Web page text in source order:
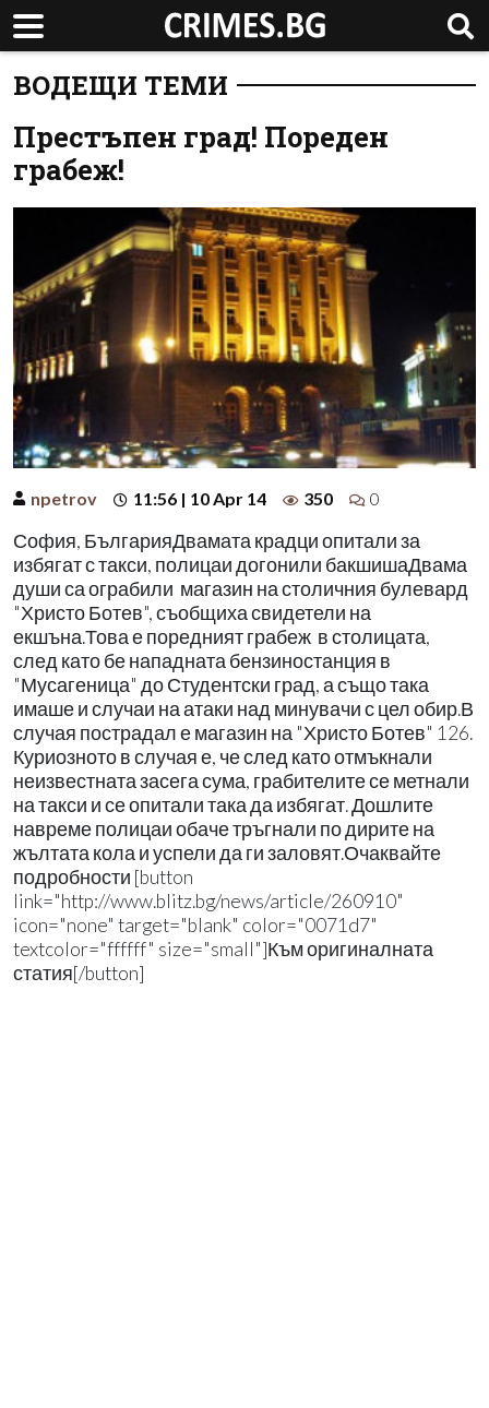
ВОДЕЩИ ТЕМИ
Престъпен град! Пореден
грабеж!
npetrov 11:56 | 10 Apr 14 350 0
София, БългарияДвамата крадци опитали за
избягат с такси, полицаи догонили бакшишаДвама
души са ограбили магазин на столичния булевард
"Христо Ботев", съобщиха свидетели на
екшъна.Това е поредният грабеж в столицата,
след като бе нападната бензиностанция в
"Мусагеница" до Студентски град, а също така
имаше и случаи на атаки над минувачи с цел обир.В
случая пострадал е магазин на "Христо Ботев" 126.
Куриозното в случая е, че след като отмъкнали
неизвестната засега сума, грабителите се метнали
на такси и се опитали така да избягат. Дошлите
навреме полицаи обаче тръгнали по дирите на
жълтата кола и успели да ги заловят.Очаквайте
подробности [button
link="http://www.blitz.bg/news/article/260910"
icon="none" target="blank" color="0071d7"
textcolor="ffffff" size="small"]Към оригиналната
статия[/button]